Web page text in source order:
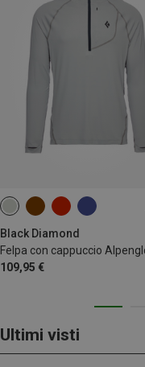
Black Diamond
109,95 €
M L
Ultimi visti